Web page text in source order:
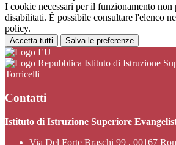
I cookie necessari per il funzionamento non
disabilitati. È possibile consultare l'elenco
policy.
Accetta tutti Salva le preferenze
Istituto di Istruzione
Torricelli
Contatti
Istituto di Istruzione Superiore
Via Del Forte Braschi 99 , 00167